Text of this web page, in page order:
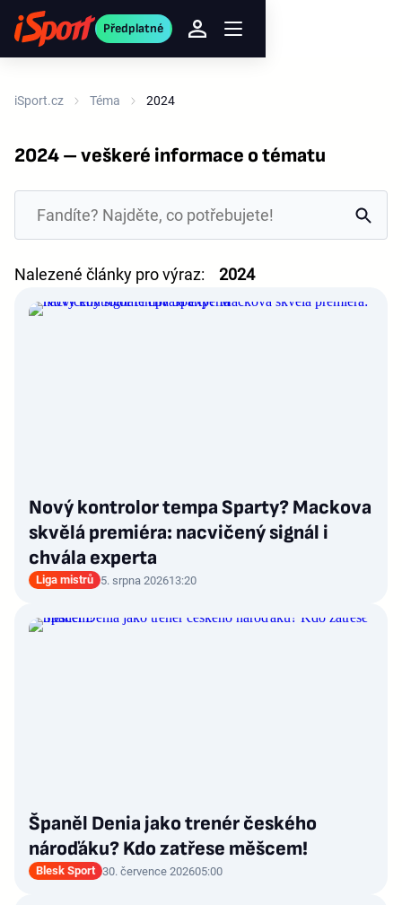
Předplatné
iSport.cz Téma 2024
2024 – veškeré informace o tématu
Nalezené články pro výraz: 2024
Nový kontrolor tempa Sparty? Mackova
skvělá premiéra: nacvičený signál i
chvála experta
Liga mistrů 5. srpna 202613:20
Španěl Denia jako trenér českého
nároďáku? Kdo zatřese měšcem!
Blesk Sport 30. července 202605:00